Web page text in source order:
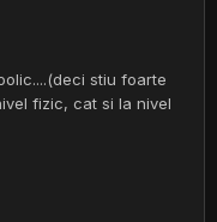
stiu foarte
fizic, cat si la nivel